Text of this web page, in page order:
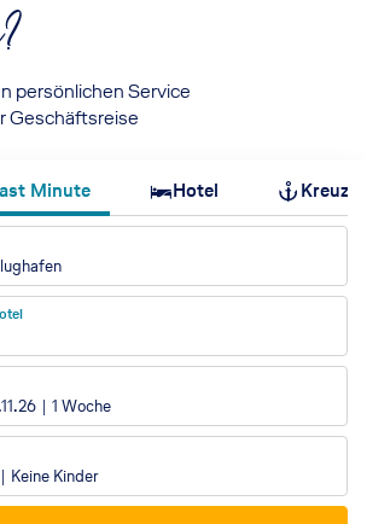
persönlichen Service
Geschäftsreise
Minute Hotel
1 Woche
Keine Kinder